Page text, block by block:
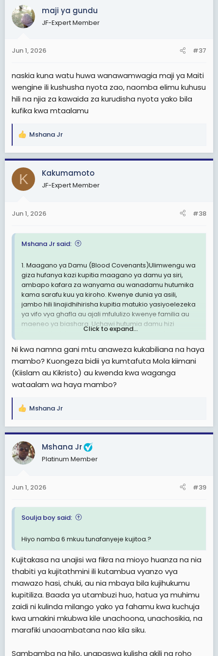
c
t
i
s
maji ya gundu
JF-Expert Member
Jun 1, 2026 #37
naskia kuna watu huwa wanawamwagia maji ya Maiti
wengine ili kushusha nyota zao, naomba elimu kuhusu
hili na njia za kawaida za kurudisha nyota yako bila
kufika kwa mtaalamu
R
a
c
i
s
Mshana Jr
K Kakumamoto
JF-Expert Member
Jun 1, 2026 #38
Mshana Jr said:
1. Maagano ya Damu (Blood Covenants)Ulimwengu wa
giza hufanya kazi kupitia maagano ya damu ya siri,
ambapo kafara za wanyama au wanadamu hutumika
kama sarafu kuu ya kiroho. Kwenye dunia ya asili,
jambo hili linajidhihirisha kupitia matukio yasiyoelezeka
ya vifo vya ghafla au ajali mfululizo kwenye familia au
maeneo ya biashara. Uchawi hutumia damu hizi
kuweka vizuizi vya kisheria vinavyomfunga mtu
ufalme wa giza huamini kuwa pasipo damu hakuna
makubaliano yanayoweza kusimama imara.
2. Kufunga na Kuzuia Hatma (The Law of Binding and
Destricting Destinies)Mambo ya kiroho yanayotawala
kuzuia hatma za watu, ambayo huharibu kabisa fursa
mwenye elimu kubwa na bidii lakini anafeli kila
anapokaribia kupata mafanikio, au anakataliwa bila
sababu za msingi. Wachawi hutumia vifungo hivi vya
kiroho kufunika nyota ya mtu ili asionekane na wasaidizi
Portals)Njia nyingine hatari ni matumizi ya ndoto kama
milango ya kuingiza uharibifu, ambapo usingizi
ya asili, athari za jambo hili huonekana pale mtu
mitaji na kazi baada ya kuota ndoto maalum. Huu ni
uchawi unaotumia usiku kulisha watu vyakula vya
kiroho, kufanya nao ngono, au kuwawinda, lengo likiwa
ni kupanda mbegu za mikosi na magonjwa sugu
mwilini.
4. Mamlaka za Kijiografia (Territorial and Geographical
Altars)Ufalme wa giza umegawanyika katika viti vya
Click to expand...
Ni kwa namna gani mtu anaweza kukabiliana na haya
mambo? Kuongeza bidii ya kumtafuta Mola kiimani
(Kiislam au Kikristo) au kwenda kwa waganga
wataalam wa haya mambo?
R
a
c
t
i
s
Mshana Jr
Mshana Jr
Platinum Member
Jun 1, 2026 #39
Soulja boy said:
Hiyo namba 6 mkuu tunafanyeje kujitoa.?
Kujitakasa na unajisi wa fikra na mioyo huanza na nia
thabiti ya kujitathmini ili kutambua vyanzo vya
mawazo hasi, chuki, au nia mbaya bila kujihukumu
kupitiliza. Baada ya utambuzi huo, hatua ya muhimu
zaidi ni kulinda milango yako ya fahamu kwa kuchuja
kwa umakini mkubwa kile unachoona, unachosikia, na
marafiki unaoambatana nao kila siku.
Sambamba na hilo, unapaswa kulisha akili na roho